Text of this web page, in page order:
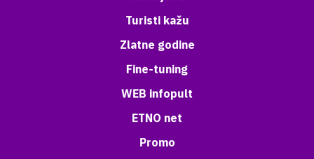
Turisti kažu
Zlatne godine
Fine-tuning
WEB infopult
ETNO net
Promo